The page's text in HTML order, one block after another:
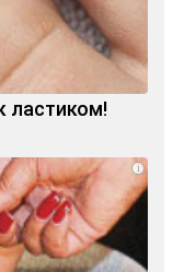
ластиком!
i